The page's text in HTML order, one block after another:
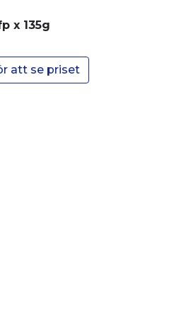
x 135g
att se priset